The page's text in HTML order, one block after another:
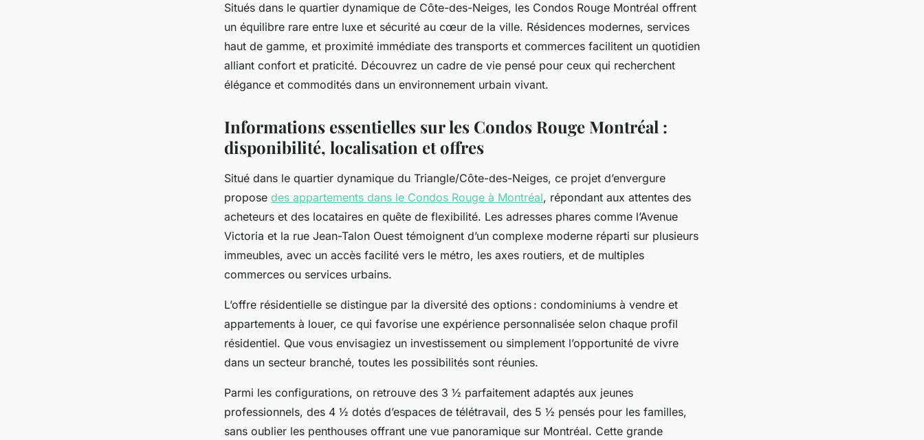
Situés dans le quartier dynamique de Côte-des-Neiges, les Condos Rouge Montréal offrent
un équilibre rare entre luxe et sécurité au cœur de la ville. Résidences modernes, services
haut de gamme, et proximité immédiate des transports et commerces facilitent un quotidien
alliant confort et praticité. Découvrez un cadre de vie pensé pour ceux qui recherchent
élégance et commodités dans un environnement urbain vivant.
Informations essentielles sur les Condos Rouge Montréal :
disponibilité, localisation et offres
Situé dans le quartier dynamique du Triangle/Côte-des-Neiges, ce projet d’envergure
propose des appartements dans le Condos Rouge à Montréal, répondant aux attentes des
acheteurs et des locataires en quête de flexibilité. Les adresses phares comme l’Avenue
Victoria et la rue Jean-Talon Ouest témoignent d’un complexe moderne réparti sur plusieurs
immeubles, avec un accès facilité vers le métro, les axes routiers, et de multiples
commerces ou services urbains.
L’offre résidentielle se distingue par la diversité des options : condominiums à vendre et
appartements à louer, ce qui favorise une expérience personnalisée selon chaque profil
résidentiel. Que vous envisagiez un investissement ou simplement l’opportunité de vivre
dans un secteur branché, toutes les possibilités sont réunies.
Parmi les configurations, on retrouve des 3 ½ parfaitement adaptés aux jeunes
professionnels, des 4 ½ dotés d’espaces de télétravail, des 5 ½ pensés pour les familles,
sans oublier les penthouses offrant une vue panoramique sur Montréal. Cette grande